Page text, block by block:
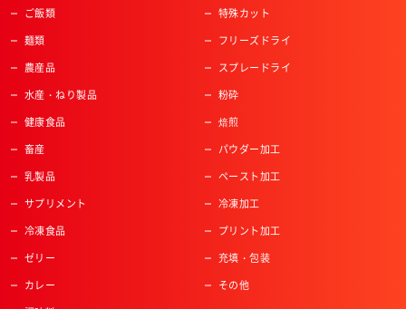
ご飯類
麺類
農産品
水産・ねり製品
健康食品
畜産
乳製品
サプリメント
冷凍食品
ゼリー
カレー
特殊カット
フリーズドライ
スプレードライ
粉砕
焙煎
パウダー加工
ペースト加工
冷凍加工
プリント加工
充填・包装
その他